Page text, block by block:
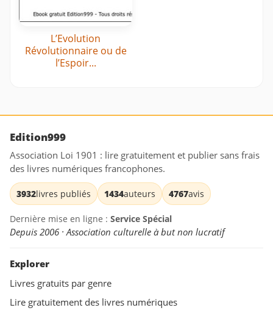
L’Evolution
Révolutionnaire ou de
l’Espoir...
Edition999
Association Loi 1901 : lire gratuitement et publier sans frais
des livres numériques francophones.
3932livres publiés 1434auteurs 4767avis
Dernière mise en ligne : Service Spécial
Depuis 2006 · Association culturelle à but non lucratif
Explorer
Livres gratuits par genre
Lire gratuitement des livres numériques